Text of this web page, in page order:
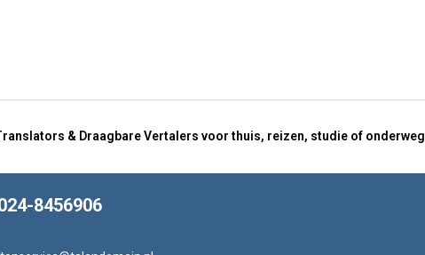
& Draagbare Vertalers voor thuis, reizen, studie of onderweg
8456906